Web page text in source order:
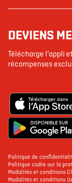
DEVIENS
Télécharge l'appli
récompenses
Politique de
Politique cadre sur la
Modalités et conditions
Modalités et conditions